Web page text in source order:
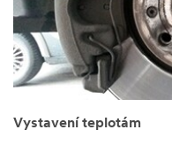
jsme
vaši
zprávu
a
nyní
dotaz
Vystavení teplotám